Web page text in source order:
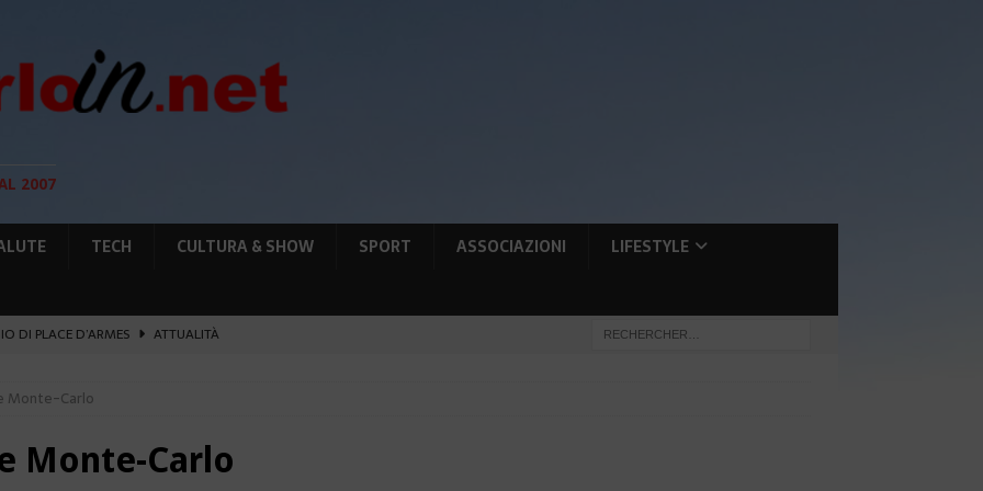
2007
TECH CULTURA & SHOW SPORT ASSOCIAZIONI
LIFESTYLE
DI PLACE D’ARMES
ATTUALITÀ
LE PRECAUZIONI PER OSSERVARLA
SOSTIENE LA RIFORMA
CULTURA&SHOW
Monte-Carlo
Monte-Carlo